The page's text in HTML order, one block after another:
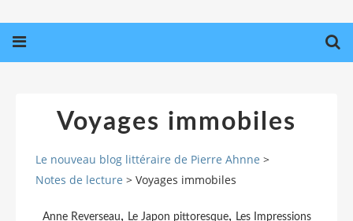
Voyages immobiles
Le nouveau blog littéraire de Pierre Ahnne >
Notes de lecture > Voyages immobiles
Anne Reverseau, Le Japon pittoresque,
Les Impressions